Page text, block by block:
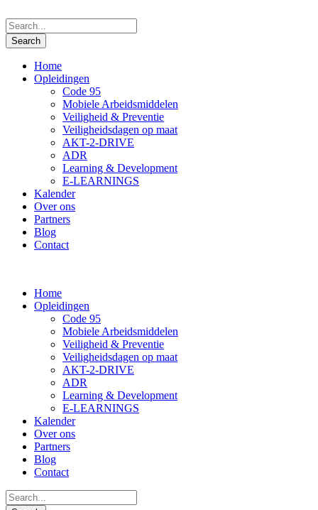
Home
Opleidingen
Code 95
Mobiele Arbeidsmiddelen
Veiligheid & Preventie
Veiligheidsdagen op maat
AKT-2-DRIVE
ADR
Learning & Development
E-LEARNINGS
Kalender
Over ons
Partners
Blog
Contact
Home
Opleidingen
Code 95
Mobiele Arbeidsmiddelen
Veiligheid & Preventie
Veiligheidsdagen op maat
AKT-2-DRIVE
ADR
Learning & Development
E-LEARNINGS
Kalender
Over ons
Partners
Blog
Contact